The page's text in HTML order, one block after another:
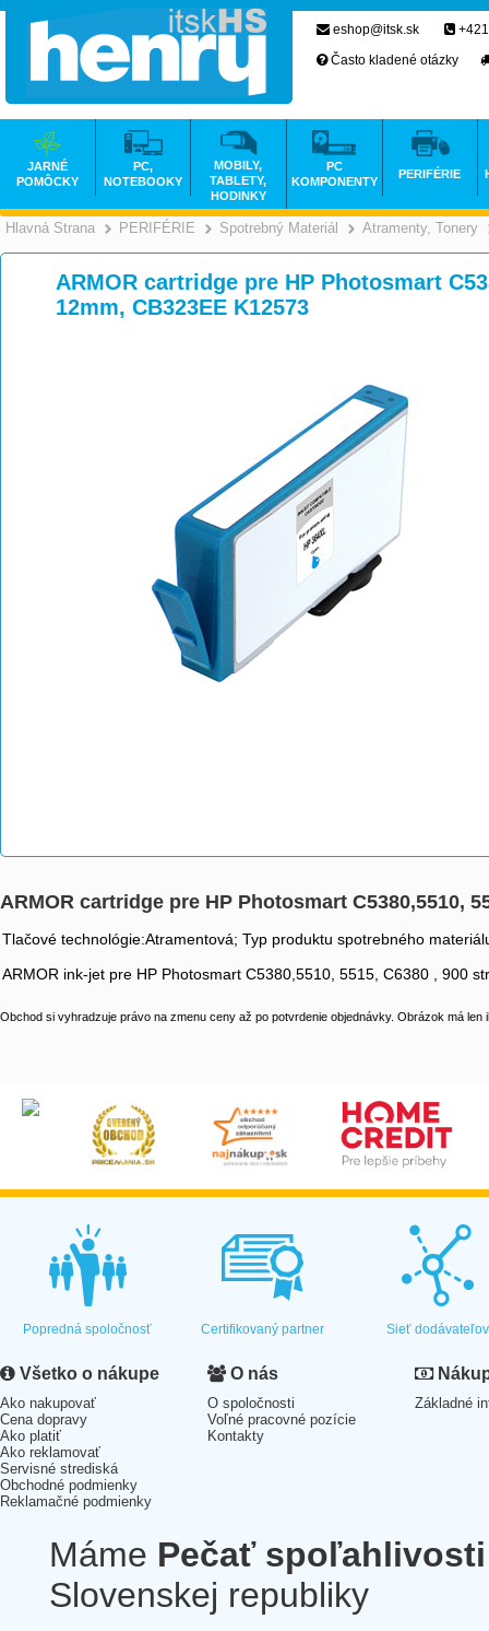
Hlavná Strana >
PERIFÉRIE >
Spotrebný Materiál >
Atramenty, Tonery
ARMOR cartridge pre HP Photosmart
12mm, CB323EE K12573
ARMOR cartridge pre HP Photosmart C5380,5510,
Tlačové technológie:Atramentová; Typ produktu spotrebného
ARMOR ink-jet pre HP Photosmart C5380,5510, 5515, C6380 , 900
Obchod si vyhradzuje právo na zmenu ceny až po potvrdenie objednávky. Obrázok má len
eshop@itsk.sk
Často kladené otázky
JARNÉ
POMÔCKY
PC,
NOTEBOOKY
MOBILY,
TABLETY,
HODINKY
PC
KOMPONENTY
PERIFÉRIE
Popredná spoločnosť Certifikovaný partner Sieť dodávateľov
Všetko o nákupe
Ako nakupovať
Cena dopravy
Ako platiť
Ako reklamovať
Servisné strediská
Obchodné podmienky
Reklamačné podmienky
O nás
O spoločnosti
Voľné pracovné pozície
Kontakty
Základné
Máme Pečať spoľahlivosti
Slovenskej republiky